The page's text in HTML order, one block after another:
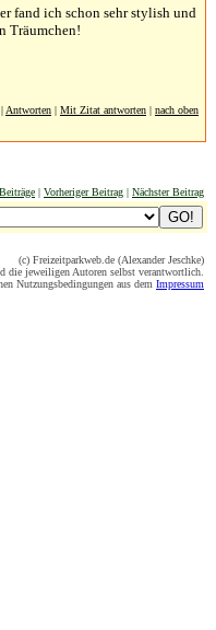
fand ich schon sehr stylish und
Träumchen!
| Antworten | Mit Zitat antworten | nach oben
Beiträge | Vorheriger Beitrag | Nächster Beitrag
(c) Freizeitparkweb.de (Alexander Jeschke)
die jeweiligen Autoren selbst verantwortlich.
Nutzungsbedingungen aus dem Impressum